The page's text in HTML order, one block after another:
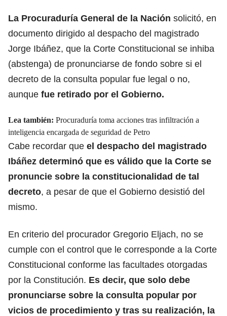
La Procuraduría General de la Nación solicitó, en
documento dirigido al despacho del magistrado
Jorge Ibáñez, que la Corte Constitucional se inhiba
(abstenga) de pronunciarse de fondo sobre si el
decreto de la consulta popular fue legal o no,
aunque fue retirado por el Gobierno.
Lea también: Procuraduría toma acciones tras infiltración a
inteligencia encargada de seguridad de Petro
Cabe recordar que el despacho del magistrado
Ibáñez determinó que es válido que la Corte se
pronuncie sobre la constitucionalidad de tal
decreto, a pesar de que el Gobierno desistió del
mismo.
En criterio del procurador Gregorio Eljach, no se
cumple con el control que le corresponde a la Corte
Constitucional conforme las facultades otorgadas
por la Constitución. Es decir, que solo debe
pronunciarse sobre la consulta popular por
vicios de procedimiento y tras su realización, la